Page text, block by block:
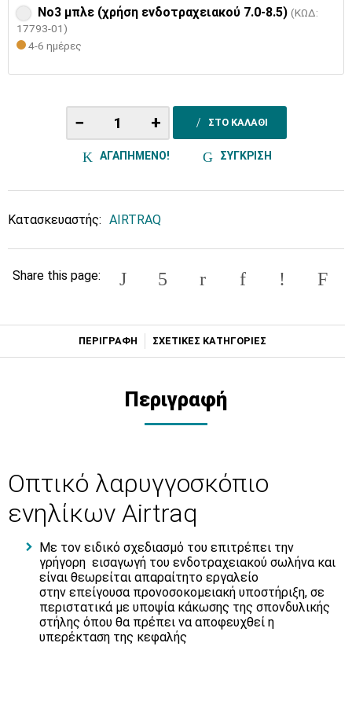
Νο3 μπλε (χρήση ενδοτραχειακού 7.0-8.5) (ΚΩΔ:
17793-01)
4-6 ημέρες
− + ΣΤΟ ΚΑΛΑΘΙ
ΑΓΑΠΗΜΕΝΟ! ΣΥΓΚΡΙΣΗ
Κατασκευαστής: AIRTRAQ
Share this page:
ΠΕΡΙΓΡΑΦΗ ΣΧΕΤΙΚΕΣ ΚΑΤΗΓΟΡΙΕΣ
Περιγραφή
Οπτικό λαρυγγοσκόπιο
ενηλίκων Airtraq
Με τον ειδικό σχεδιασμό του επιτρέπει την
γρήγορη εισαγωγή του ενδοτραχειακού σωλήνα και
είναι θεωρείται απαραίτητο εργαλείο
στην επείγουσα προνοσοκομειακή υποστήριξη, σε
περιστατικά με υποψία κάκωσης της σπονδυλικής
στήλης όπου θα πρέπει να αποφευχθεί η
υπερέκταση της κεφαλής